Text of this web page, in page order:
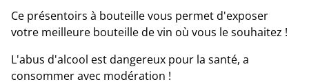
Ce présentoirs à bouteille vous permet d'exposer
votre meilleure bouteille de vin où vous le souhaitez !
L'abus d'alcool est dangereux pour la santé, a
consommer avec modération !